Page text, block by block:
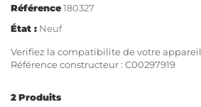
Référence180327
État : Neuf
Verifiez la compatibilite de votre
Référence constructeur : C00297919
2Produits